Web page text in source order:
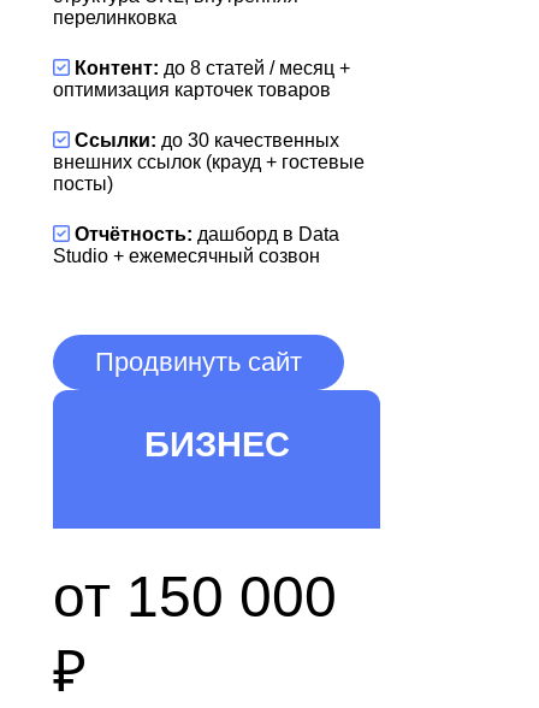
перелинковка
Контент: до 8 статей / месяц +
оптимизация карточек товаров
Ссылки: до 30 качественных
внешних ссылок (крауд + гостевые
посты)
Отчётность: дашборд в Data
Studio + ежемесячный созвон
Продвинуть сайт
БИЗНЕС
от 150 000
₽